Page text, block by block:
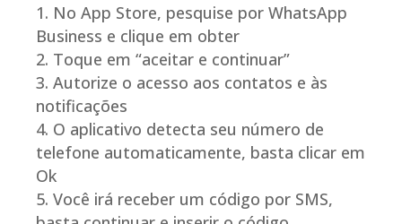
No App Store, pesquise por WhatsApp
Business e clique em obter
Toque em “aceitar e continuar”
Autorize o acesso aos contatos e às
notificações
O aplicativo detecta seu número de
telefone automaticamente, basta clicar em
Ok
Você irá receber um código por SMS,